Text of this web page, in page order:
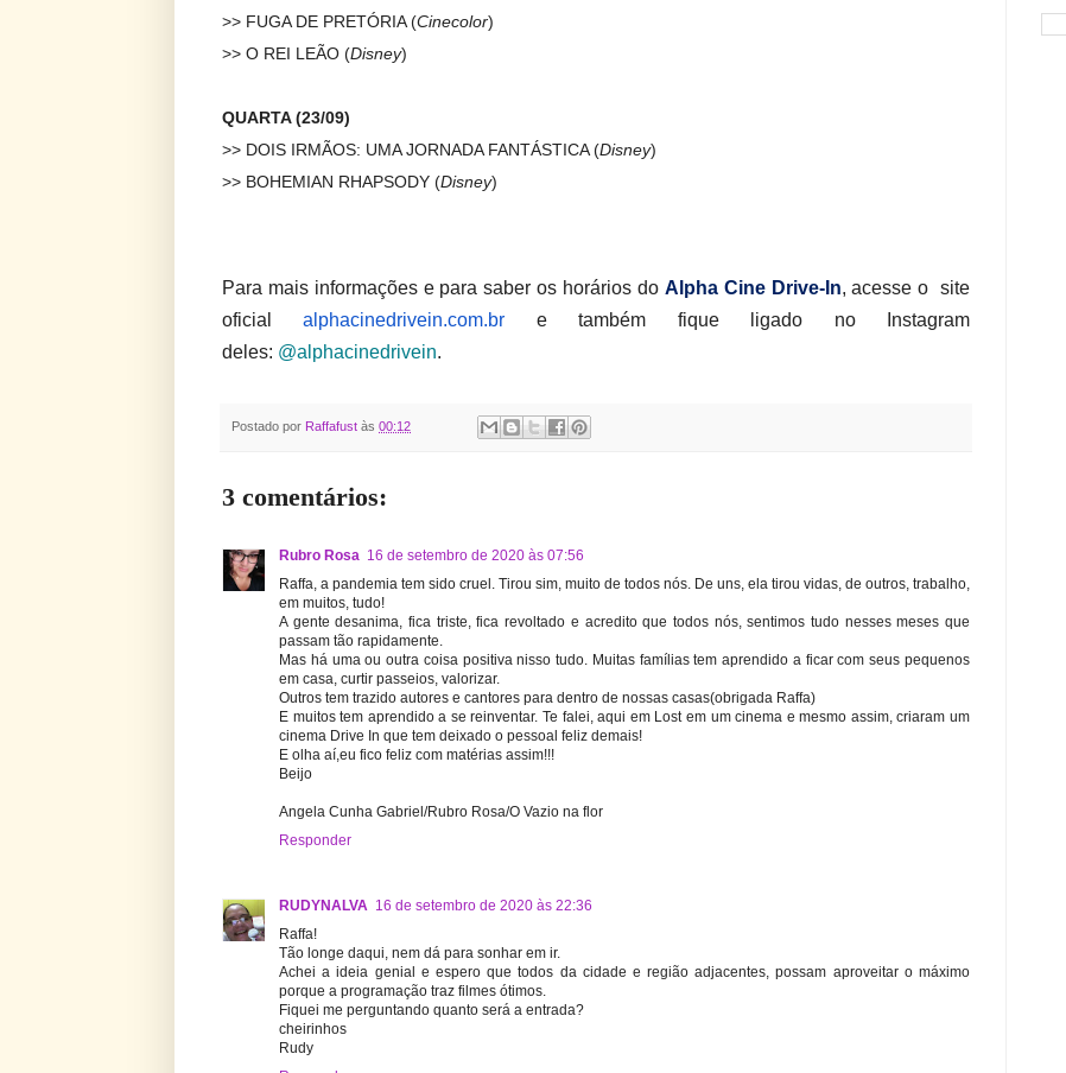
>> FUGA DE PRETÓRIA (Cinecolor)
>> O REI LEÃO (Disney)
QUARTA (23/09)
>> DOIS IRMÃOS: UMA JORNADA FANTÁSTICA (Disney)
>> BOHEMIAN RHAPSODY (Disney)
Para mais informações e para saber os horários do Alpha Cine Drive-In, acesse o site
oficialalphacinedrivein.com.br e também fique ligado no Instagram
deles: @alphacinedrivein.
Postado por Raffafust às 00:12
3 comentários:
Rubro Rosa 16 de setembro de 2020 às 07:56
Raffa, a pandemia tem sido cruel. Tirou sim, muito de todos nós. De uns, ela tirou vidas, de outros, trabalho,
em muitos, tudo!
A gente desanima, fica triste, fica revoltado e acredito que todos nós, sentimos tudo nesses meses que
passam tão rapidamente.
Mas há uma ou outra coisa positiva nisso tudo. Muitas famílias tem aprendido a ficar com seus pequenos
em casa, curtir passeios, valorizar.
Outros tem trazido autores e cantores para dentro de nossas casas(obrigada Raffa)
E muitos tem aprendido a se reinventar. Te falei, aqui em Lost em um cinema e mesmo assim, criaram um
cinema Drive In que tem deixado o pessoal feliz demais!
E olha aí,eu fico feliz com matérias assim!!!
Beijo
Angela Cunha Gabriel/Rubro Rosa/O Vazio na flor
Responder
RUDYNALVA 16 de setembro de 2020 às 22:36
Raffa!
Tão longe daqui, nem dá para sonhar em ir.
Achei a ideia genial e espero que todos da cidade e região adjacentes, possam aproveitar o máximo
porque a programação traz filmes ótimos.
Fiquei me perguntando quanto será a entrada?
cheirinhos
Rudy